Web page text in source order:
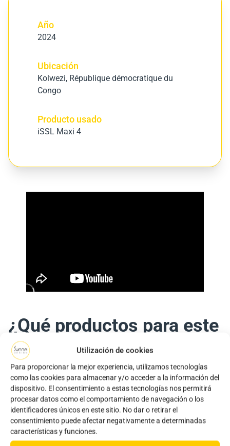
Utilización de cookies
Para proporcionar la mejor experiencia, utilizamos tecnologías
como las cookies para almacenar y/o acceder a la información del
dispositivo. El consentimiento a estas tecnologías nos permitirá
procesar datos como el comportamiento de navegación o los
identificadores únicos en este sitio. No dar o retirar el
consentimiento puede afectar negativamente a determinadas
características y funciones.
Año
2024
Ubicación
Kolwezi, République démocratique du
Congo
Producto usado
iSSL Maxi 4
Mute Settings
¿Qué productos para este
campo de aplicación?
iSSL Maxi 4